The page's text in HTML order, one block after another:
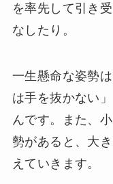
を率先して引き
なしたり。
一生懸命な姿勢
は手を抜かない
んです。また、
勢があると、大
えていきます。